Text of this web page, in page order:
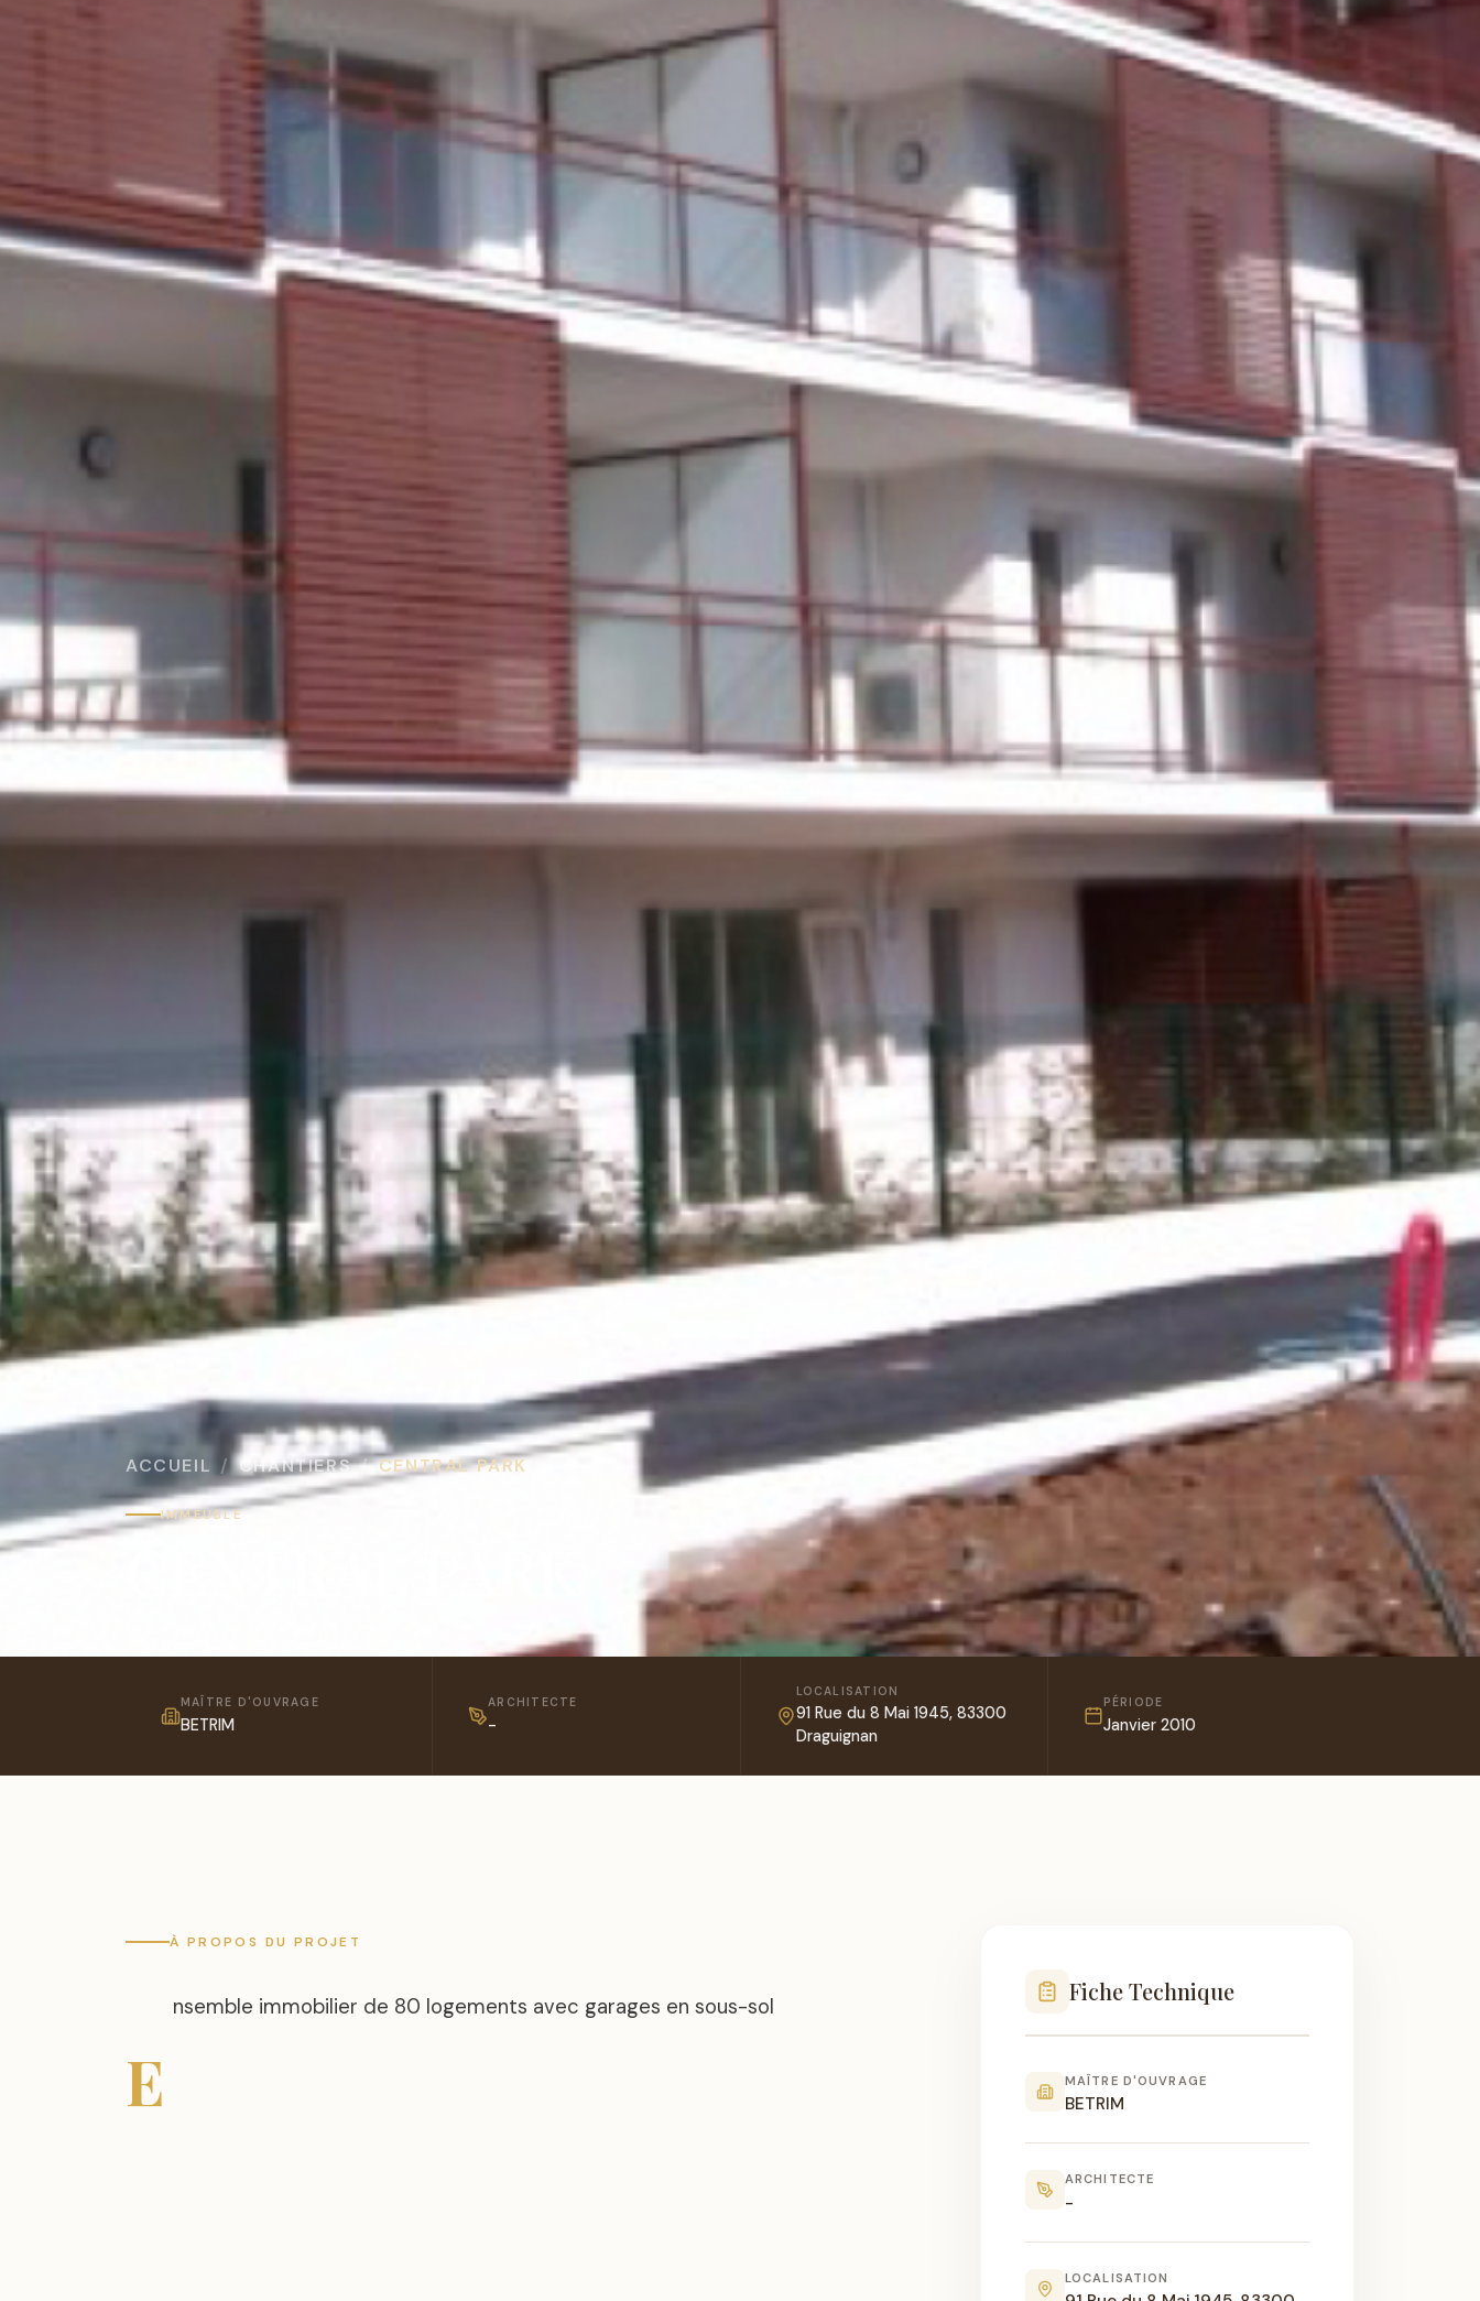
ACCUEIL CHANTIERS CENTRAL PARK
IMMEUBLE
MAÎTRE D'OUVRAGE
BETRIM
ARCHITECTE
-
LOCALISATION
91 Rue du 8 Mai 1945, 83300
Draguignan
PÉRIODE
Janvier 2010
À PROPOS DU PROJET
E
nsemble immobilier de 80 logements avec garages en sous-sol
Fiche Technique
MAÎTRE D'OUVRAGE
BETRIM
ARCHITECTE
-
LOCALISATION